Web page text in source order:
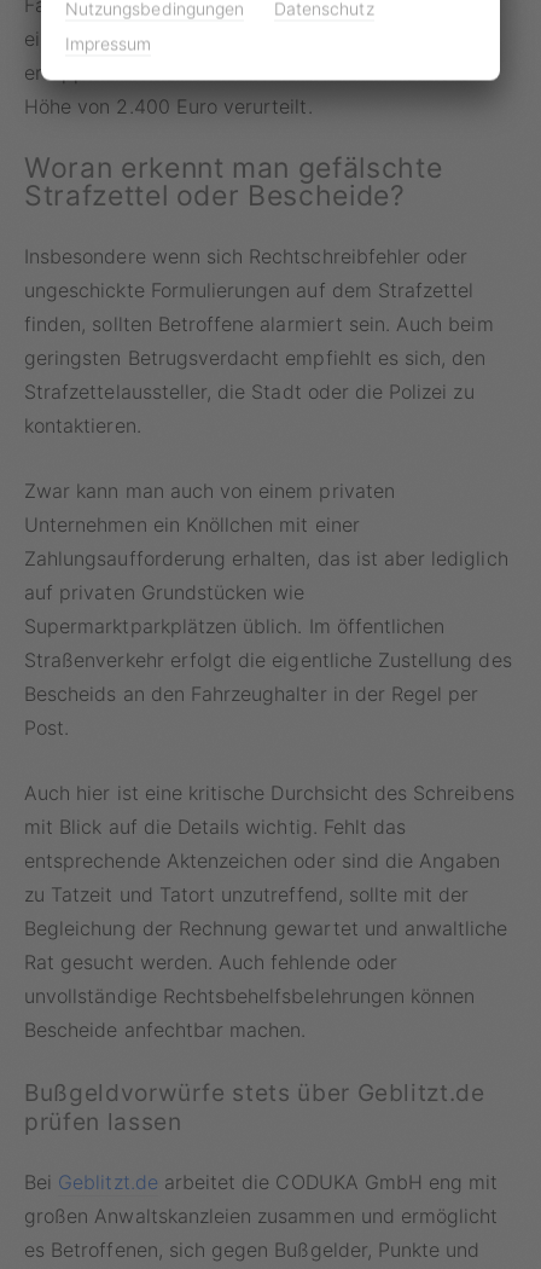
einem Polizisten auf und wurde auf frischer Tat
ertappt. Er wurde schließlich zu einer Geldstrafe in
Höhe von 2.400 Euro verurteilt.
Woran erkennt man gefälschte
Strafzettel oder Bescheide?
Insbesondere wenn sich Rechtschreibfehler oder
ungeschickte Formulierungen auf dem Strafzettel
finden, sollten Betroffene alarmiert sein. Auch beim
geringsten Betrugsverdacht empfiehlt es sich, den
Strafzettelaussteller, die Stadt oder die Polizei zu
kontaktieren.
Zwar kann man auch von einem privaten
Unternehmen ein Knöllchen mit einer
Zahlungsaufforderung erhalten, das ist aber lediglich
auf privaten Grundstücken wie
Supermarktparkplätzen üblich. Im öffentlichen
Straßenverkehr erfolgt die eigentliche Zustellung des
Bescheids an den Fahrzeughalter in der Regel per
Post.
Auch hier ist eine kritische Durchsicht des Schreibens
mit Blick auf die Details wichtig. Fehlt das
entsprechende Aktenzeichen oder sind die Angaben
zu Tatzeit und Tatort unzutreffend, sollte mit der
Begleichung der Rechnung gewartet und anwaltliche
Rat gesucht werden. Auch fehlende oder
unvollständige Rechtsbehelfsbelehrungen können
Bescheide anfechtbar machen.
Bußgeldvorwürfe stets über Geblitzt.de
prüfen lassen
Bei Geblitzt.de arbeitet die CODUKA GmbH eng mit
großen Anwaltskanzleien zusammen und ermöglicht
es Betroffenen, sich gegen Bußgelder, Punkte und
Nutzungsbedingungen
Datenschutz
Impressum